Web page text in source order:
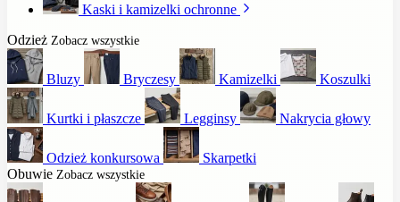
Kaski i kamizelki ochronne
Odzież Zobacz wszystkie
Bluzy Bryczesy Kamizelki Koszulki
Kurtki i płaszcze Legginsy Nakrycia głowy
Odzież konkursowa
Skarpetki
Obuwie Zobacz wszystkie